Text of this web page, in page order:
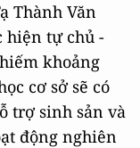
Thành Văn
hiện tự chủ -
khoảng
cơ sở sẽ có
trợ sinh sản và
động nghiên